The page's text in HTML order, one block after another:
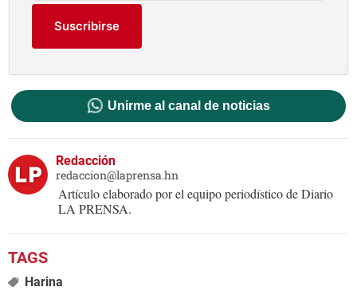
Suscribirse
Unirme al canal de noticias
Redacción
redaccion@laprensa.hn
Artículo elaborado por el equipo periodístico de Diario
LA PRENSA.
Harina